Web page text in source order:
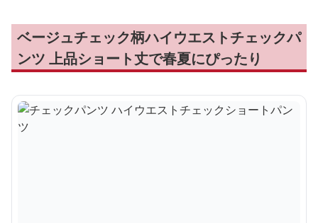
ベージュチェック柄ハイウエストチェックパ
ンツ 上品ショート丈で春夏にぴったり